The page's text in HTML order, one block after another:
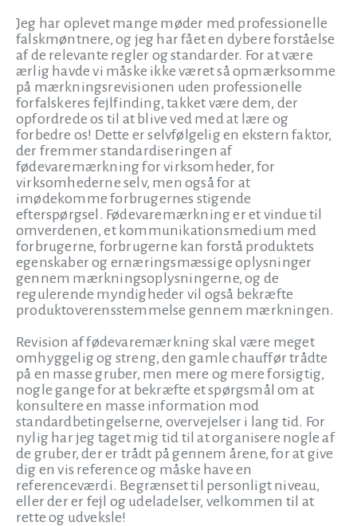
Jeg har oplevet mange møder med professionelle
falskmøntnere, og jeg har fået en dybere forståelse
af de relevante regler og standarder. For at være
ærlig havde vi måske ikke været så opmærksomme
på mærkningsrevisionen uden professionelle
forfalskeres fejlfinding, takket være dem, der
opfordrede os til at blive ved med at lære og
forbedre os! Dette er selvfølgelig en ekstern faktor,
der fremmer standardiseringen af
fødevaremærkning for virksomheder, for
virksomhederne selv, men også for at
imødekomme forbrugernes stigende
efterspørgsel. Fødevaremærkning er et vindue til
omverdenen, et kommunikationsmedium med
forbrugerne, forbrugerne kan forstå produktets
egenskaber og ernæringsmæssige oplysninger
gennem mærkningsoplysningerne, og de
regulerende myndigheder vil også bekræfte
produktoverensstemmelse gennem mærkningen.
Revision af fødevaremærkning skal være meget
omhyggelig og streng, den gamle chauffør trådte
på en masse gruber, men mere og mere forsigtig,
nogle gange for at bekræfte et spørgsmål om at
konsultere en masse information mod
standardbetingelserne, overvejelser i lang tid. For
nylig har jeg taget mig tid til at organisere nogle af
de gruber, der er trådt på gennem årene, for at give
dig en vis reference og måske have en
referenceværdi. Begrænset til personligt niveau,
eller der er fejl og udeladelser, velkommen til at
rette og udveksle!